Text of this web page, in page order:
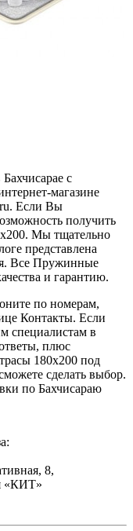
с
магазине
Если Вы
получить
. Мы тщательно
представлена
Все Пружинные
и гарантию.
по номерам,
Контакты. Если
специалистам в
плюс
180х200 под
сделать выбор.
по Бахчисараю
8,
«КИТ»